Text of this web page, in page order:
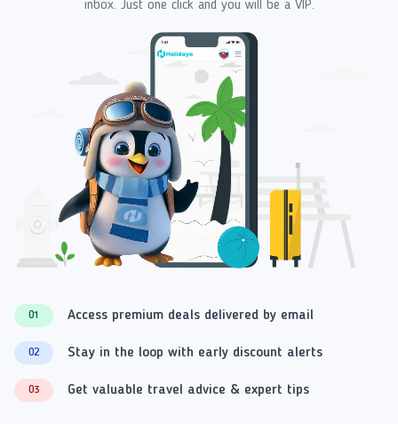
inbox. Just one click and you will be a VIP.
01 Access premium deals delivered by email
02 Stay in the loop with early discount alerts
03 Get valuable travel advice & expert tips